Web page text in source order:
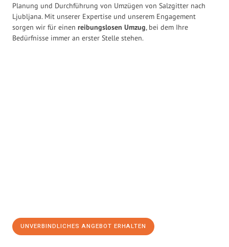
Planung und Durchführung von Umzügen von Salzgitter nach
Ljubljana. Mit unserer Expertise und unserem Engagement
sorgen wir für einen reibungslosen Umzug, bei dem Ihre
Bedürfnisse immer an erster Stelle stehen.
UNVERBINDLICHES ANGEBOT ERHALTEN